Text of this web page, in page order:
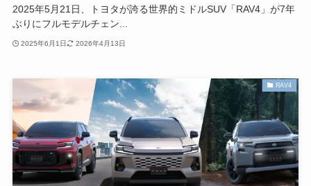
2025年5月21日、トヨタが誇る世界的ミドルSUV「RAV4」が7年
ぶりにフルモデルチェン...
2025年6月1日 2026年4月13日
RAV4